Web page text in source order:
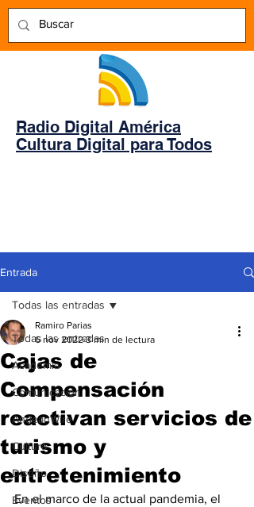
Radio Digital América
Cultura Digital para Todos
Entrada
Todas las entradas
Academia
Comunicación
AndeanWire
Cultura
Diseño
Eventos
Todas las entradas
Cajas de
Compensación
reactivan servicios de
turismo y
entretenimiento
Ramiro Parias
6 nov 2022 3 min de lectura
En el marco de la actual pandemia, el